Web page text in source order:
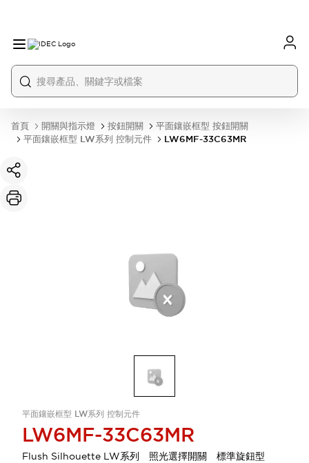
首頁 開關與指示燈 按鈕開關
平面鑲嵌框型 按鈕開關
平面鑲嵌框型 LW系列 控制元件
LW6MF-33C63MR
平面鑲嵌框型 LW系列 控制元件
LW6MF-33C63MR
Flush Silhouette LW系列 照光選擇開關 標準旋鈕型